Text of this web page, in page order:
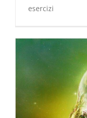
esercizi